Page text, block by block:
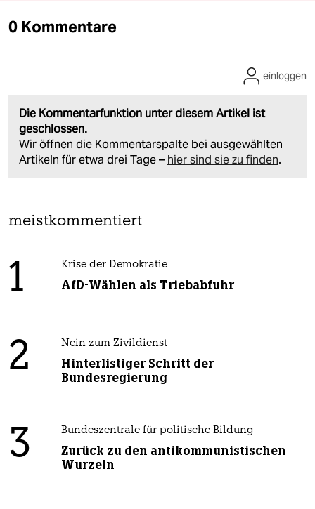
0 Kommentare
Die Kommentarfunktion unter diesem Artikel ist
geschlossen.
Wir öffnen die Kommentarspalte bei ausgewählten
Artikeln für etwa drei Tage – hier sind sie zu finden.
einloggen
meistkommentiert
1 Krise der Demokratie
AfD-Wählen als Triebabfuhr
2 Nein zum Zivildienst
Hinterlistiger Schritt der
Bundesregierung
3 Bundeszentrale für politische Bildung
Zurück zu den antikommunistischen
Wurzeln